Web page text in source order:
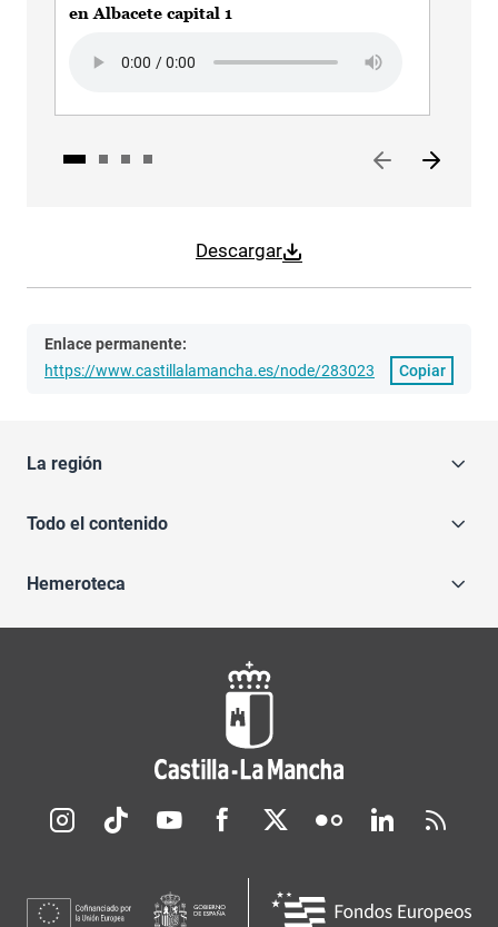
Descargar
en Albacete capital 1
Enlace permanente:
https://www.castillalamancha.es/node/283023
Copiar
La región
Todo el contenido
Hemeroteca
Redes sociales JCCM